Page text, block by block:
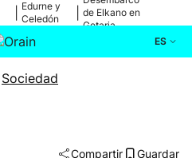
Edurne y
Celedón
de Elkano en
Getaria
ES
Actualidad
Sociedad
Compartir Guardar